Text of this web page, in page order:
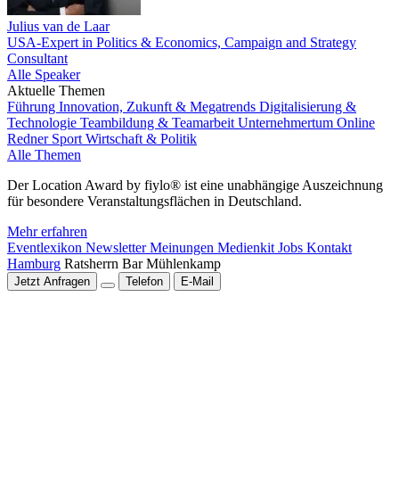
Julius van de Laar
USA-Expert in Politics & Economics, Campaign and Strategy
Consultant
Alle Speaker
Aktuelle Themen
Führung Innovation, Zukunft & Megatrends Digitalisierung &
Technologie Teambildung & Teamarbeit Unternehmertum Online
Redner Sport Wirtschaft & Politik
Alle Themen
Der Location Award by fiylo® ist eine unabhängige Auszeichnung
für besondere Veranstaltungsflächen in Deutschland.
Mehr erfahren
Eventlexikon NewsletterMeinungen Medienkit Jobs Kontakt
Hamburg Ratsherrn Bar Mühlenkamp
Jetzt Anfragen Telefon E-Mail